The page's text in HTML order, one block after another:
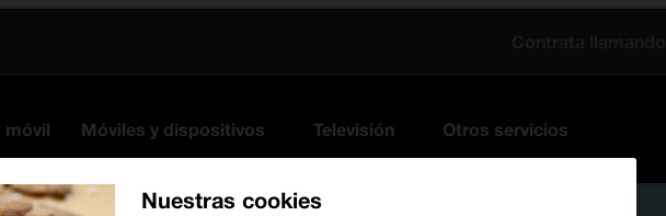
móvil Móviles y dispositivos Televisión Otros servicios
Nuestras cookies